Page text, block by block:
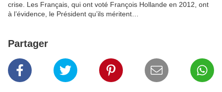
crise. Les Français, qui ont voté François Hollande en 2012, ont
à l’évidence, le Président qu’ils méritent…
Partager